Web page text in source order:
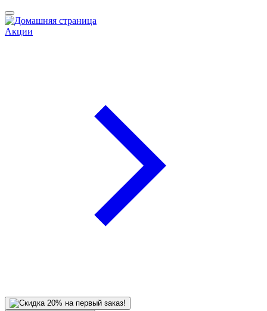
Акции